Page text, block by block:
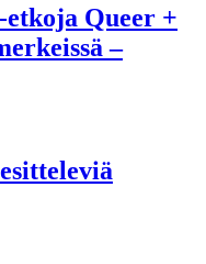
etkoja Queer +
–